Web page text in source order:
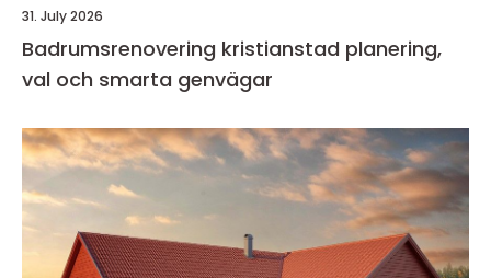
31. July 2026
Badrumsrenovering kristianstad planering,
val och smarta genvägar